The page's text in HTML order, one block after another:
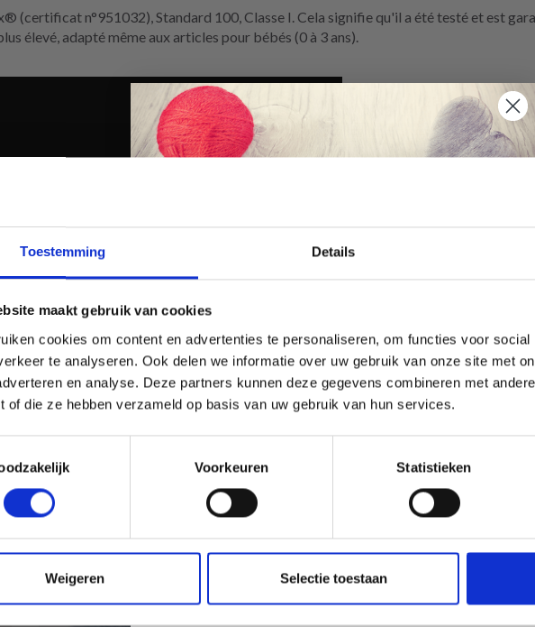
Toestemming Details
maakt gebruik van cookies
cookies om content en advertenties te personaliseren, om functies voor social
te analyseren. Ook delen we informatie over uw gebruik van onze site met
en analyse. Deze partners kunnen deze gegevens combineren met
of die ze hebben verzameld op basis van uw gebruik van hun services.
Voorkeuren Statistieken
Weigeren Selectie toestaan
(certificat n°951032), Standard 100, Classe I. Cela signifie qu'il a été testé et est
élevé, adapté même aux articles pour bébés (0 à 3 ans).
Économisez jusqu'à 50 %
offres limitées en vous inscrivant à notre
newsletter gratuite !
Oui, inscrivez-moi !
Wil je liever nieuws ontvangen over onze